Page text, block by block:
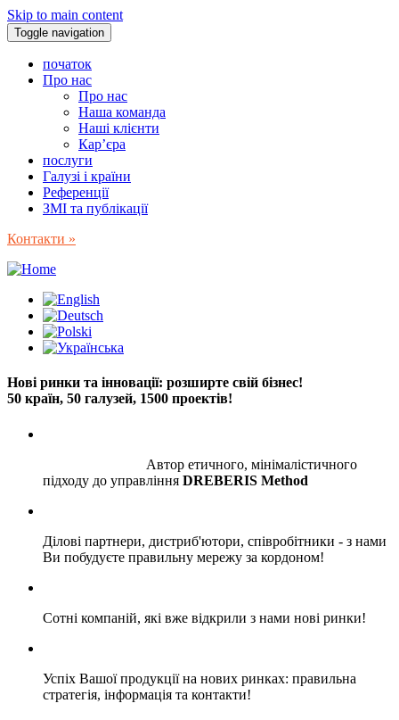
Skip to main content
Toggle navigation
початок
Про нас
Про нас
Наша команда
Наші клієнти
Кар’єра
послуги
Галузі і країни
Референції
ЗМІ та публікації
Контакти »
Нові ринки та інновації: розширте свій бізнес!
50 країн, 50 галузей, 1500 проектів!
Автор етичного, мінімалістичного
підходу до управління DREBERIS Method
Ділові партнери, дистриб'ютори, співробітники - з нами
Ви побудуєте правильну мережу за кордоном!
Сотні компаній, які вже відкрили з нами нові ринки!
Успіх Вашої продукції на нових ринках: правильна
стратегія, інформація та контакти!